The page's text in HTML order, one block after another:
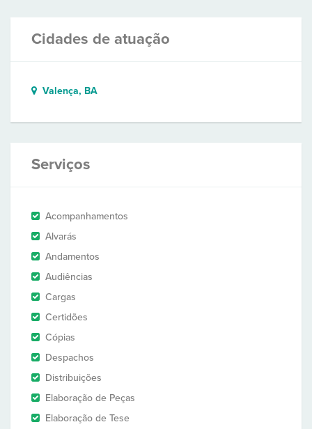
Cidades de atuação
Valença, BA
Serviços
Acompanhamentos
Alvarás
Andamentos
Audiências
Cargas
Certidões
Cópias
Despachos
Distribuições
Elaboração de Peças
Elaboração de Tese